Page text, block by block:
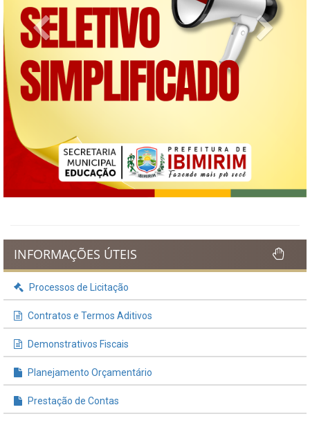
Previous Next
INFORMAÇÕES ÚTEIS
Processos de Licitação
Contratos e Termos Aditivos
Demonstrativos Fiscais
Planejamento Orçamentário
Prestação de Contas